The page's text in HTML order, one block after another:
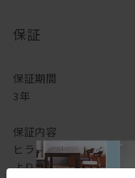
保証
保証期間
3年
保証内容
ヒラシマでは家具を安
より3年間の製品保証を